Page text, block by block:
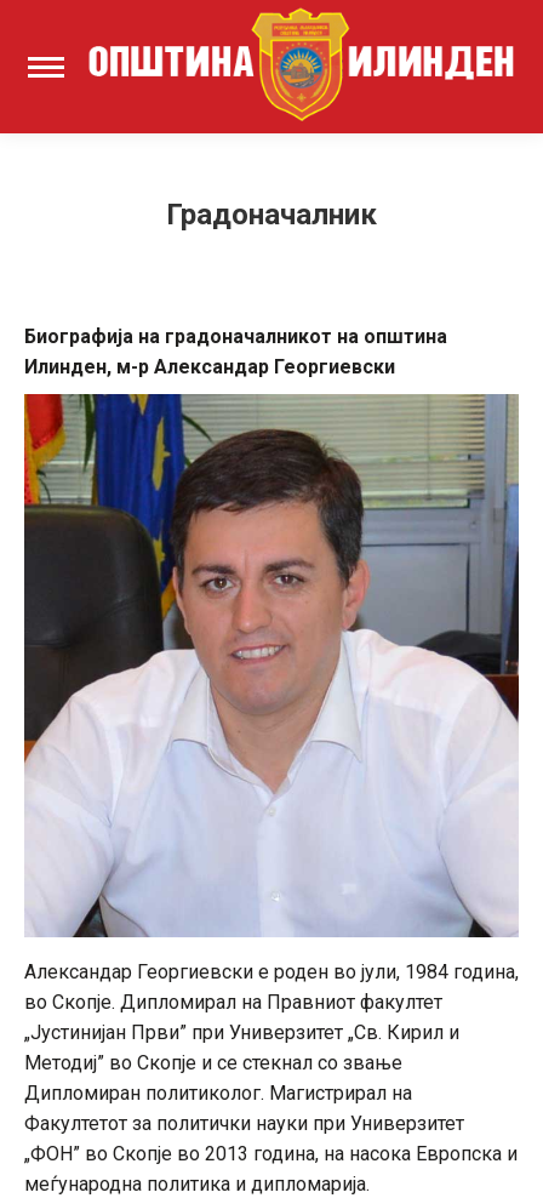
Градоначалник
Биографија на градоначалникот на општина
Илинден, м-р Александар Георгиевски
Александар Георгиевски е роден во јули, 1984 година,
во Скопје. Дипломирал на Правниот факултет
„Јустинијан Први” при Универзитет „Св. Кирил и
Методиј” во Скопје и се стекнал со звање
Дипломиран политиколог. Магистрирал на
Факултетот за политички науки при Универзитет
„ФОН” во Скопје во 2013 година, на насока Европска и
меѓународна политика и дипломарија.